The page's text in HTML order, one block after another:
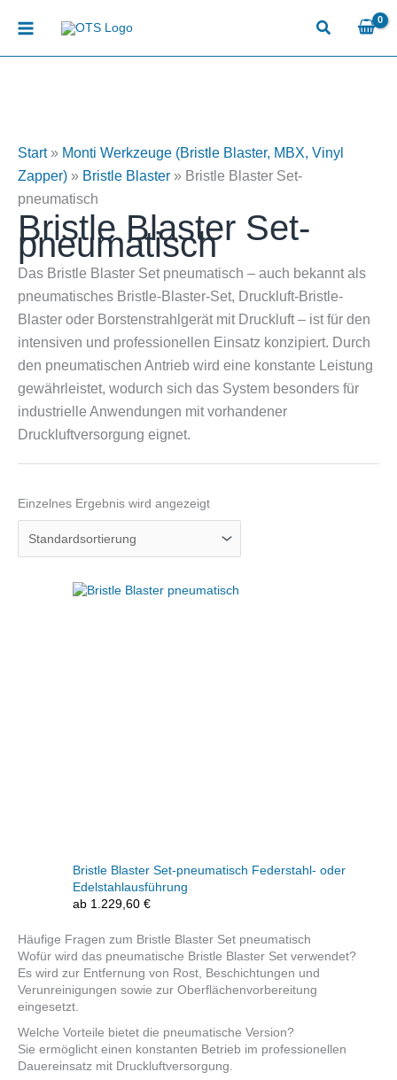
Inhalt
Start» Monti Werkzeuge (Bristle Blaster, MBX, Vinyl
Zapper) » Bristle Blaster » Bristle Blaster Set-
pneumatisch
Bristle Blaster Set-
pneumatisch
Das Bristle Blaster Set pneumatisch – auch bekannt als
pneumatisches Bristle-Blaster-Set, Druckluft-Bristle-
Blaster oder Borstenstrahlgerät mit Druckluft – ist für den
intensiven und professionellen Einsatz konzipiert. Durch
den pneumatischen Antrieb wird eine konstante Leistung
gewährleistet, wodurch sich das System besonders für
industrielle Anwendungen mit vorhandener
Druckluftversorgung eignet.
Einzelnes Ergebnis wird angezeigt
Bristle Blaster Set-pneumatisch Federstahl- oder
Edelstahlausführung
ab 1.229,60 €
Häufige Fragen zum Bristle Blaster Set pneumatisch
Wofür wird das pneumatische Bristle Blaster Set verwendet?
Es wird zur Entfernung von Rost, Beschichtungen und
Verunreinigungen sowie zur Oberflächenvorbereitung
eingesetzt.
Welche Vorteile bietet die pneumatische Version?
Sie ermöglicht einen konstanten Betrieb im professionellen
Dauereinsatz mit Druckluftversorgung.